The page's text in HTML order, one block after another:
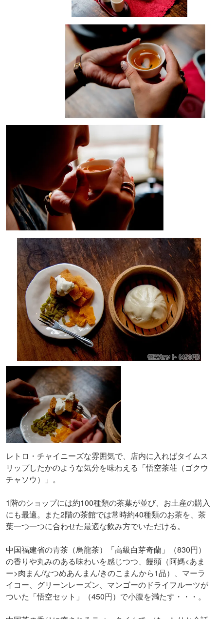
レトロ・チャイニーズな雰囲気で、店内に入ればタイムス
リップしたかのような気分を味わえる「悟空茶荘（ゴクウ
チャソウ）」。
1階のショップには約100種類の茶葉が並び、お土産の購入
にも最適。また2階の茶館では常時約40種類のお茶を、茶
葉一つ一つに合わせた最適な飲み方でいただける。
中国福建省の青茶（烏龍茶）「高級白芽奇蘭」（830円）
の香りや丸みのある味わいを感じつつ、饅頭（阿媽<あま
ー>肉まん/なつめあんまん/きのこまんから1品）、マーラ
イコー、グリーンレーズン、マンゴーのドライフルーツが
ついた「悟空セット」（450円）で小腹を満たす・・・。